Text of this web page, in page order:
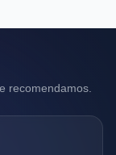
recomendamos.